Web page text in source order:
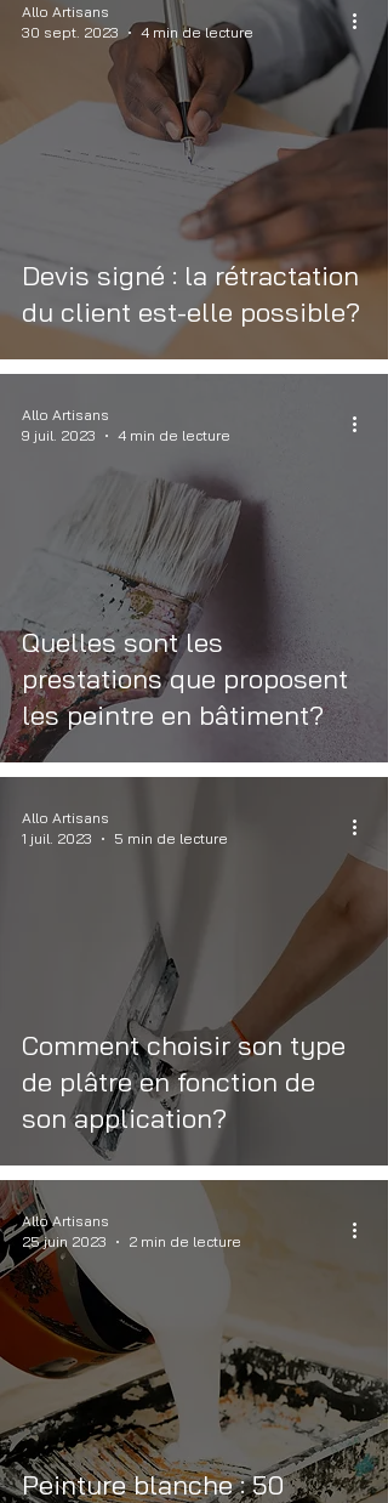
Devis signé : la rétractation
du client est-elle possible?
Allo Artisans
30 sept. 2023
4 min de lecture
Quelles sont les
prestations que proposent
les peintre en bâtiment?
Allo Artisans
9 juil. 2023
4 min de lecture
Comment choisir son type
de plâtre en fonction de
son application?
Allo Artisans
1 juil. 2023
5 min de lecture
Peinture blanche : 50
Allo Artisans
25 juin 2023
2 min de lecture